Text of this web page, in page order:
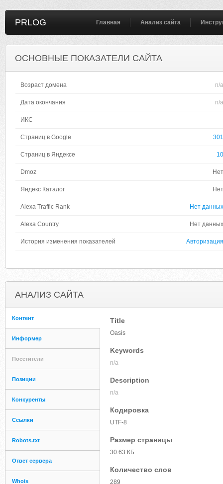
PRLOG Главная Анализ сайта
ОСНОВНЫЕ ПОКАЗАТЕЛИ САЙТА
Возраст домена n/a
Дата окончания n/a
ИКС
Страниц в Google 301
Страниц в Яндексе 10
Dmoz Нет
Яндекс Каталог Нет
Alexa Traffic Rank Нет данных
Alexa Country Нет данных
История изменения показателей Авторизация
АНАЛИЗ САЙТА
Контент
Информер
Посетители
Позиции
Конкуренты
Ссылки
Robots.txt
Ответ сервера
Whois
Title
Oasis
Keywords
n/a
Description
n/a
Кодировка
UTF-8
Размер страницы
30.63 КБ
Количество слов
289